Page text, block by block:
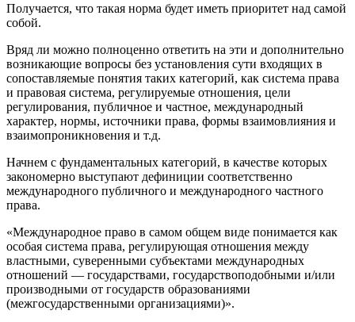
Получается, что такая норма будет иметь приоритет над самой
собой.
Вряд ли можно полноценно ответить на эти и дополнительно
возникающие вопросы без установления сути входящих в
сопоставляемые понятия таких категорий, как система права
и правовая система, регулируемые отношения, цели
регулирования, публичное и частное, международный
характер, нормы, источники права, формы взаимовлияния и
взаимопроникновения и т.д.
Начнем с фундаментальных категорий, в качестве которых
закономерно выступают дефиниции соответственно
международного публичного и международного частного
права.
«Международное право в самом общем виде понимается как
особая система права, регулирующая отношения между
властными, суверенными субъектами международных
отношений — государствами, государствоподобными и/или
производными от государств образованиями
(межгосударственными организациями)».